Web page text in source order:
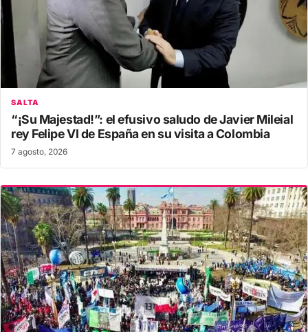
SALTA
“¡Su Majestad!”: el efusivo saludo de Javier Mileial
rey Felipe VI de España en su visita a Colombia
7 agosto, 2026